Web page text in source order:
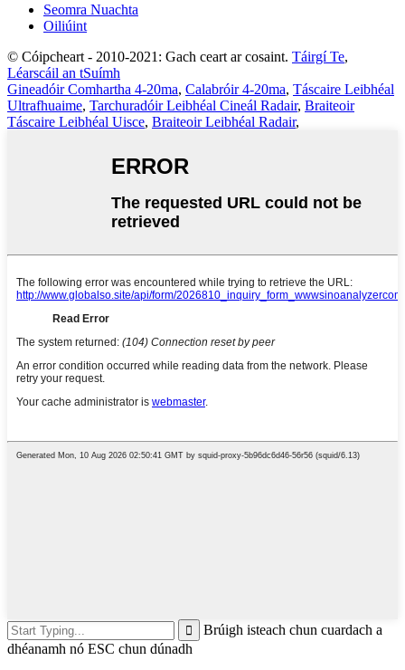
Seomra Nuachta
Oiliúint
© Cóipcheart - 2010-2021: Gach ceart ar cosaint. Táirgí Te,
Léarscáil an tSuímh
Gineadóir Comhartha 4-20ma, Calabróir 4-20ma, Táscaire Leibhéal
Ultrafhuaime, Tarchuradóir Leibhéal Cineál Radair, Braiteoir
Táscaire Leibhéal Uisce, Braiteoir Leibhéal Radair,
Brúigh isteach chun cuardach a
dhéanamh nó ESC chun dúnadh